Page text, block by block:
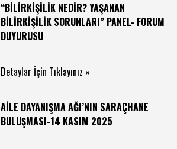
“BİLİRKİŞİLİK NEDİR? YAŞANAN
BİLİRKİŞİLİK SORUNLARI” PANEL- FORUM
DUYURUSU
Detaylar İçin Tıklayınız »
AİLE DAYANIŞMA AĞI’NIN SARAÇHANE
BULUŞMASI-14 KASIM 2025